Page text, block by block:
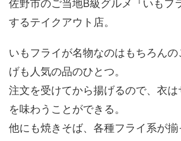
佐野市のご当地B級グルメ『いもフ
するテイクアウト店。
いもフライが名物なのはもちろん
げも人気の品のひとつ。
注文を受けてから揚げるので、衣は
を味わうことができる。
他にも焼きそば、各種フライ系が揃